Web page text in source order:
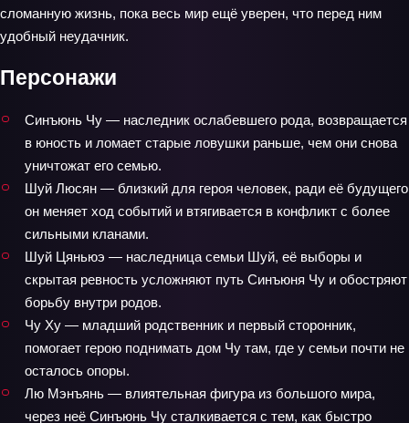
сломанную жизнь, пока весь мир ещё уверен, что перед ним
удобный неудачник.
Персонажи
Синъюнь Чу — наследник ослабевшего рода, возвращается
в юность и ломает старые ловушки раньше, чем они снова
уничтожат его семью.
Шуй Люсян — близкий для героя человек, ради её будущего
он меняет ход событий и втягивается в конфликт с более
сильными кланами.
Шуй Цяньюэ — наследница семьи Шуй, её выборы и
скрытая ревность усложняют путь Синъюня Чу и обостряют
борьбу внутри родов.
Чу Ху — младший родственник и первый сторонник,
помогает герою поднимать дом Чу там, где у семьи почти не
осталось опоры.
Лю Мэнъянь — влиятельная фигура из большого мира,
через неё Синъюнь Чу сталкивается с тем, как быстро